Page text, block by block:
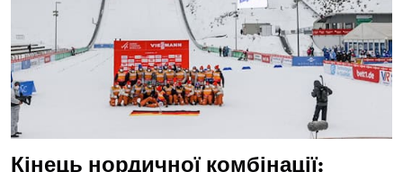
Кінець нордичної комбінації: